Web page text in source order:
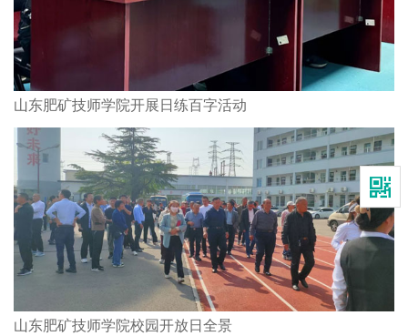
山东肥矿技师学院开展日练百字活动
山东肥矿技师学院校园开放日全景